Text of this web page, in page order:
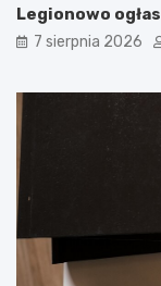
Legionowo
7 sierpnia 2026